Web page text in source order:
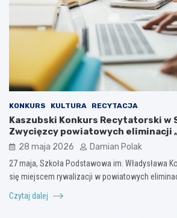
KONKURS KULTURA RECYTACJA
Kaszubski Konkurs Recytatorski w
Zwycięzcy powiatowych eliminacji
28 maja 2026 Damian Polak
27 maja, Szkoła Podstawowa im. Władysława
się miejscem rywalizacji w powiatowych
Czytaj dalej